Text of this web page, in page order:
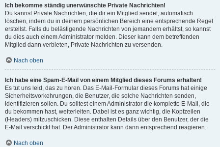
Ich bekomme ständig unerwünschte Private Nachrichten!
Du kannst Private Nachrichten, die dir ein Mitglied sendet, automatisch
löschen, indem du in deinem persönlichen Bereich eine entsprechende Regel
erstellst. Falls du belästigende Nachrichten von jemandem erhältst, so kannst
du dies auch einem Administrator melden. Dieser kann dem betreffenden
Mitglied dann verbieten, Private Nachrichten zu versenden.
Nach oben
Ich habe eine Spam-E-Mail von einem Mitglied dieses Forums erhalten!
Es tut uns leid, das zu hören. Das E-Mail-Formular dieses Forums hat einige
Sicherheitsvorkehrungen, die Benutzer, die solche Nachrichten senden,
identifizieren sollen. Du solltest einem Administrator die komplette E-Mail, die
du bekommen hast, weiterleiten. Dabei ist es ganz wichtig, die Kopfzeilen
(Headers) mitzuschicken. Diese enthalten Details über den Benutzer, der die
E-Mail verschickt hat. Der Administrator kann dann entsprechend reagieren.
Nach oben